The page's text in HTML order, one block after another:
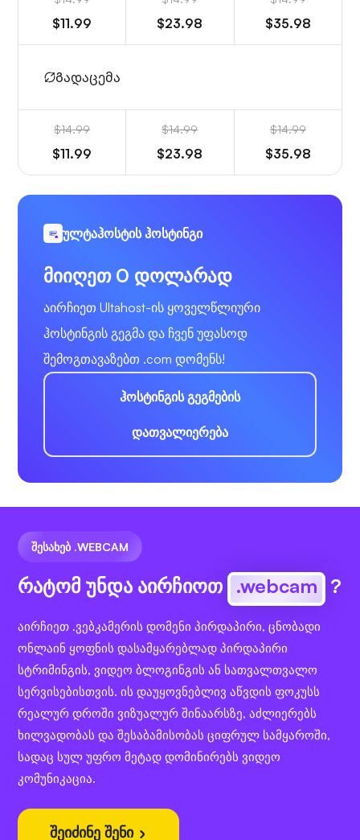
$11.99 $23.98 $35.98
Გადაცემა
$14.99
$11.99
$14.99
$23.98
$14.99
$35.98
ულტაჰოსტის ჰოსტინგი
მიიღეთ 0 დოლარად
აირჩიეთ Ultahost-ის ყოველწლიური
ჰოსტინგის გეგმა და ჩვენ უფასოდ
შემოგთავაზებთ .com დომენს!
ჰოსტინგის გეგმების
დათვალიერება
ᲨᲔᲡᲐᲮᲔᲑ .WEBCAM
რატომ უნდა აირჩიოთ .webcam ?
აირჩიეთ .ვებკამერის დომენი პირდაპირი, ცნობადი
ონლაინ ყოფნის დასამყარებლად პირდაპირი
სტრიმინგის, ვიდეო ბლოგინგის ან სათვალთვალო
სერვისებისთვის. ის დაუყოვნებლივ აწვდის ფოკუსს
რეალურ დროში ვიზუალურ შინაარსზე, აძლიერებს
ხილვადობას და შესაბამისობას ციფრულ სამყაროში,
სადაც სულ უფრო მეტად დომინირებს ვიდეო
კომუნიკაცია.
შეიძინე შენი